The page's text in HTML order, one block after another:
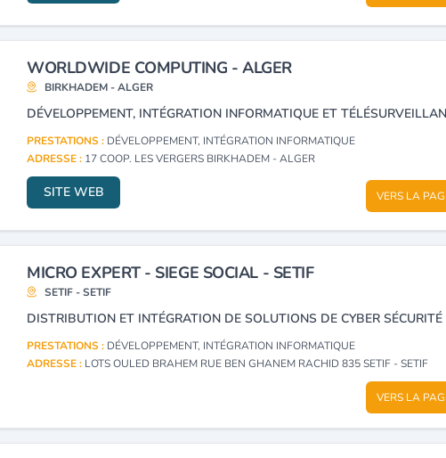
WORLDWIDE COMPUTING - ALGER
BIRKHADEM - ALGER
DÉVELOPPEMENT, INTÉGRATION INFORMATIQUE ET
PRESTATIONS : DÉVELOPPEMENT, INTÉGRATION INFORMATIQUE
ADRESSE : 17 COOP. LES VERGERS BIRKHADEM - ALGER
SITE WEB VERS LA
MICRO EXPERT - SIEGE SOCIAL - SETIF
SETIF - SETIF
PRESTATIONS : DÉVELOPPEMENT, INTÉGRATION INFORMATIQUE
ADRESSE : LOTS OULED BRAHEM RUE BEN GHANEM RACHID 835 SETIF - SETIF
VERS LA